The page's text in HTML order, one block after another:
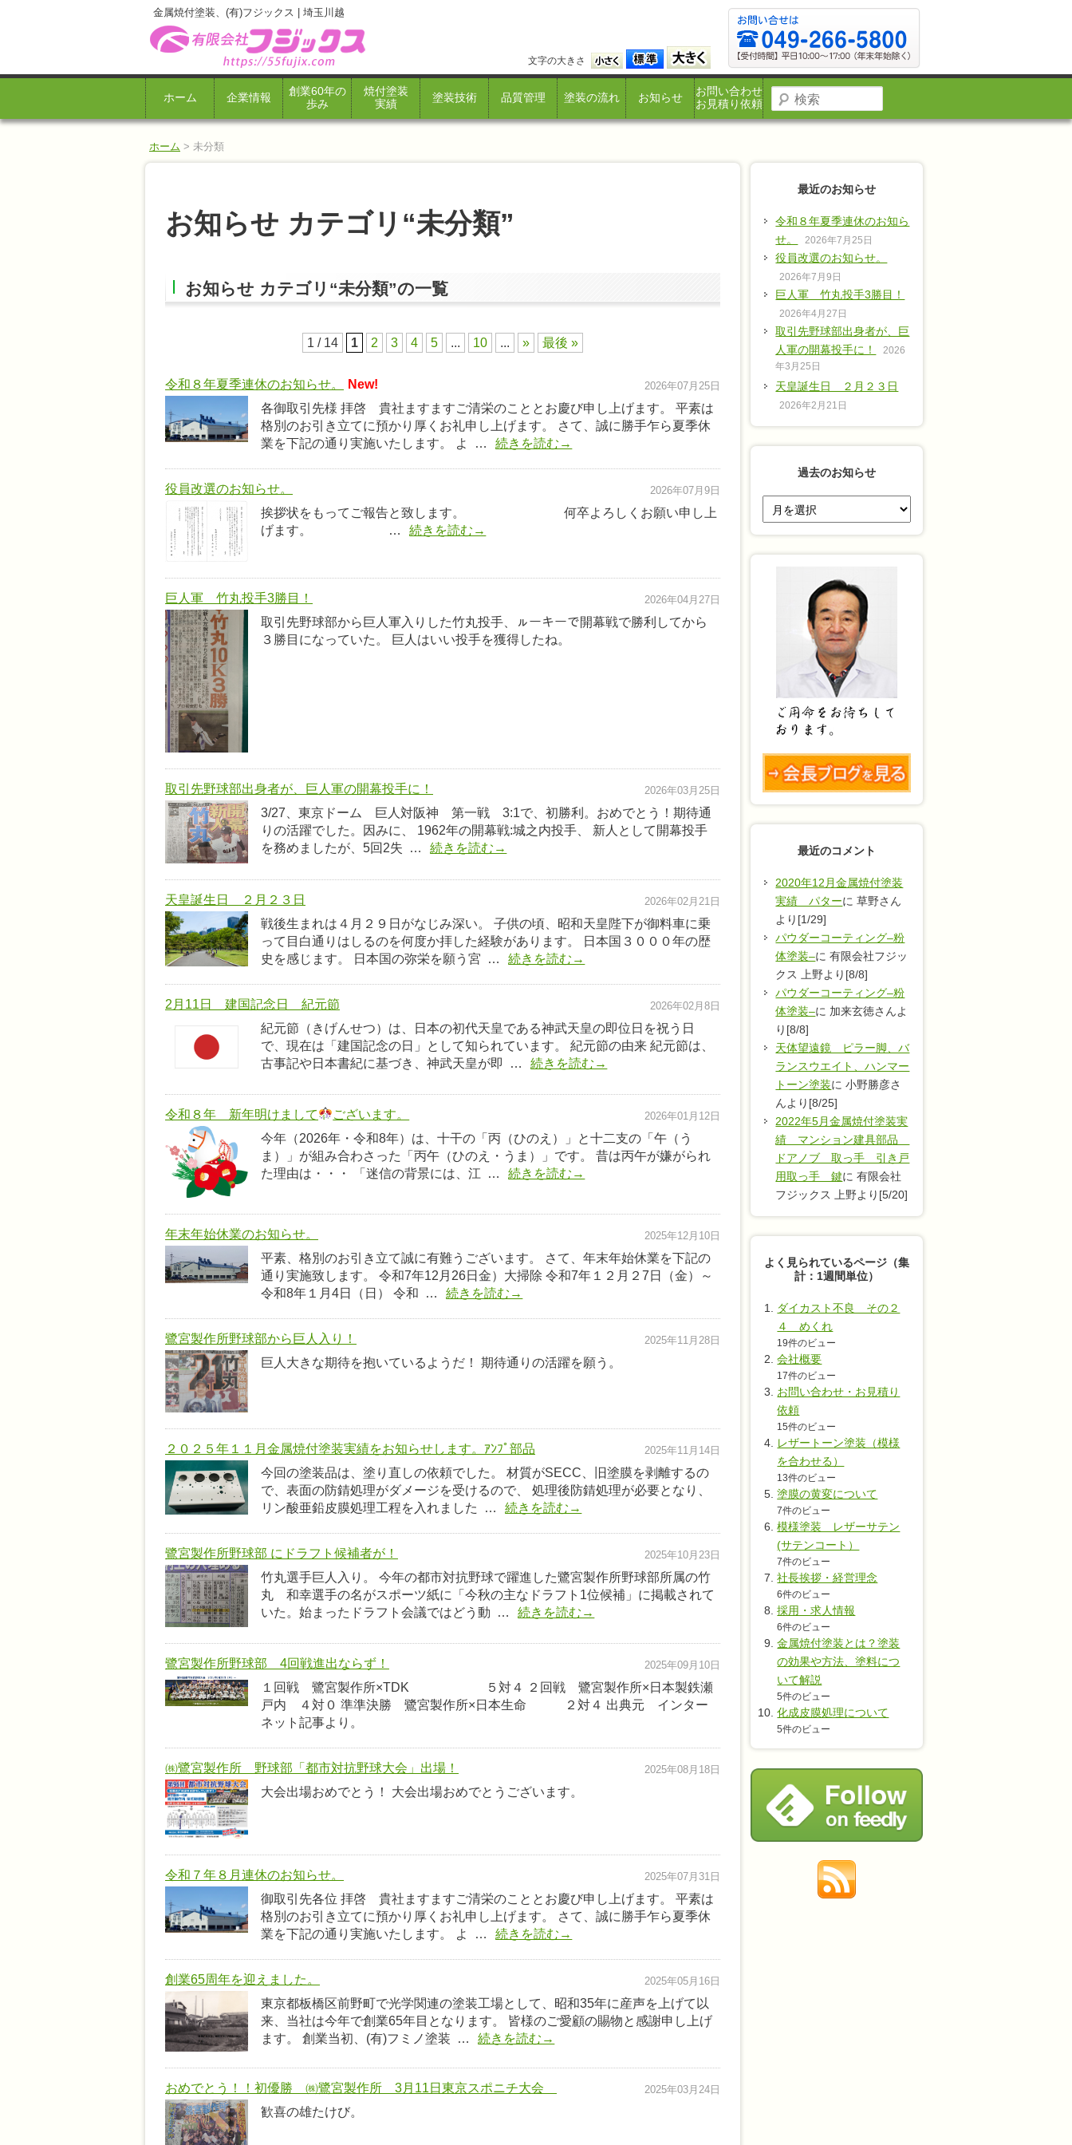
金属焼付塗装、(有)フジックス | 埼玉川越
文字の大きさ
ホーム 企業情報
創業60年の
歩み
焼付塗装
実績
塗装技術 品質管理 塗装の流れ お知らせ
お問い合わせ
お見積り依頼
ホーム > 未分類
お知らせ カテゴリ“未分類”
お知らせ カテゴリ“未分類”の一覧
1 / 14 1 2 3 4 5 ... 10 ... » 最後 »
令和８年夏季連休のお知らせ。 New! 2026年07月25日
各御取引先様 拝啓 貴社ますますご清栄のこととお慶び申し上げます。 平素は
格別のお引き立てに預かり厚くお礼申し上げます。 さて、誠に勝手乍ら夏季休
業を下記の通り実施いたします。 よ …
続きを読む→
役員改選のお知らせ。 2026年07月9日
挨拶状をもってご報告と致します。 何卒よろしくお願い申し上
げます。 …
続きを読む→
巨人軍 竹丸投手3勝目！ 2026年04月27日
取引先野球部から巨人軍入りした竹丸投手、ㇽーキーで開幕戦で勝利してから
３勝目になっていた。 巨人はいい投手を獲得したね。
取引先野球部出身者が、巨人軍の開幕投手に！ 2026年03月25日
3/27、東京ドーム 巨人対阪神 第一戦 3:1で、初勝利。おめでとう！期待通
りの活躍でした。因みに、 1962年の開幕戦:城之内投手、 新人として開幕投手
を務めましたが、5回2失 …
続きを読む→
天皇誕生日 ２月２３日 2026年02月21日
戦後生まれは４月２９日がなじみ深い。 子供の頃、昭和天皇陛下が御料車に乗
って目白通りはしるのを何度か拝した経験があります。 日本国３０００年の歴
史を感じます。 日本国の弥栄を願う宮 …
続きを読む→
2月11日 建国記念日 紀元節 2026年02月8日
紀元節（きげんせつ）は、日本の初代天皇である神武天皇の即位日を祝う日
で、現在は「建国記念の日」として知られています。 紀元節の由来 紀元節は、
古事記や日本書紀に基づき、神武天皇が即 …
続きを読む→
令和８年 新年明けまして ございます。 2026年01月12日
今年（2026年・令和8年）は、十干の「丙（ひのえ）」と十二支の「午（う
ま）」が組み合わさった「丙午（ひのえ・うま）」です。 昔は丙午が嫌がられ
た理由は・・・ 「迷信の背景には、江 …
続きを読む→
年末年始休業のお知らせ。 2025年12月10日
平素、格別のお引き立て誠に有難うございます。 さて、年末年始休業を下記の
通り実施致します。 令和7年12月26日金）大掃除 令和7年１２月２7日（金）～
令和8年１月4日（日） 令和 …
続きを読む→
鷺宮製作所野球部から巨人入り！ 2025年11月28日
巨人大きな期待を抱いているようだ！ 期待通りの活躍を願う。
２０２５年１１月金属焼付塗装実績をお知らせします。ｱﾝﾌﾟ部品 2025年11月14日
今回の塗装品は、塗り直しの依頼でした。 材質がSECC、旧塗膜を剥離するの
で、表面の防錆処理がダメージを受けるので、 処理後防錆処理が必要となり、
リン酸亜鉛皮膜処理工程を入れました …
続きを読む→
鷺宮製作所野球部 にドラフト候補者が！ 2025年10月23日
竹丸選手巨人入り。 今年の都市対抗野球で躍進した鷺宮製作所野球部所属の竹
丸 和幸選手の名がスポーツ紙に「今秋の主なドラフト1位候補」に掲載されて
いた。始まったドラフト会議ではどう動 …
続きを読む→
鷺宮製作所野球部 4回戦進出ならず！ 2025年09月10日
１回戦 鷺宮製作所×TDK ５対４ ２回戦 鷺宮製作所×日本製鉄瀬
戸内 ４対０ 準準決勝 鷺宮製作所×日本生命 ２対４ 出典元 インター
ネット記事より。
㈱鷺宮製作所 野球部「都市対抗野球大会」出場！ 2025年08月18日
大会出場おめでとう！ 大会出場おめでとうございます。
令和７年８月連休のお知らせ。 2025年07月31日
御取引先各位 拝啓 貴社ますますご清栄のこととお慶び申し上げます。 平素は
格別のお引き立てに預かり厚くお礼申し上げます。 さて、誠に勝手乍ら夏季休
業を下記の通り実施いたします。 よ …
続きを読む→
創業65周年を迎えました。 2025年05月16日
東京都板橋区前野町で光学関連の塗装工場として、昭和35年に産声を上げて以
来、当社は今年で創業65年目となります。 皆様のご愛顧の賜物と感謝申し上げ
ます。 創業当初、(有)フミノ塗装 …
続きを読む→
おめでとう！！初優勝 ㈱鷺宮製作所 3月11日東京スポニチ大会 2025年03月24日
歓喜の雄たけび。
最近のお知らせ
令和８年夏季連休のお知ら
せ。
2026年7月25日
役員改選のお知らせ。
2026年7月9日
巨人軍 竹丸投手3勝目！
2026年4月27日
取引先野球部出身者が、巨
人軍の開幕投手に！
2026
年3月25日
天皇誕生日 ２月２３日
2026年2月21日
過去のお知らせ
去
お
最近のコメント
2020年12月金属焼付塗装
実績 パターに 草野さん
より[1/29]
パウダーコーティング–粉
体塗装–に 有限会社フジッ
クス 上野より[8/8]
パウダーコーティング–粉
体塗装–に 加来玄徳さんよ
り[8/8]
天体望遠鏡 ピラー脚、バ
ランスウエイト、ハンマー
トーン塗装に 小野勝彦さ
んより[8/25]
2022年5月金属焼付塗装実
績 マンション建具部品
ドアノブ 取っ手 引き戸
用取っ手 鍵に 有限会社
フジックス 上野より[5/20]
よく見られているページ（集
計：1週間単位）
ダイカスト不良 その２
４ めくれ
19件のビュー
会社概要
17件のビュー
お問い合わせ・お見積り
依頼
15件のビュー
レザートーン塗装（模様
を合わせる）
13件のビュー
塗膜の黄変について
7件のビュー
模様塗装 レザーサテン
(サテンコート）
7件のビュー
社長挨拶・経営理念
6件のビュー
採用・求人情報
6件のビュー
金属焼付塗装とは？塗装
の効果や方法、塗料につ
いて解説
5件のビュー
化成皮膜処理について
5件のビュー